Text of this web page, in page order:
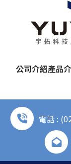
公司介紹產品
電話 :